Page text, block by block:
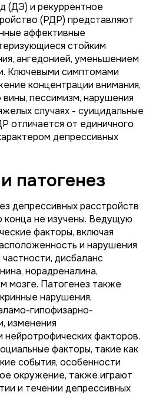
(ДЭ) и рекуррентное
(РДР) представляют
аффективные
стойким
ангедонией, уменьшением
Ключевыми симптомами
концентрации внимания,
пессимизм, нарушения
случаях - суицидальные
отличается от единичного
депрессивных
патогенез
депрессивных расстройств
конца не изучены. Ведущую
факторы, включая
и нарушения
дисбаланс
норадреналина,
мозге. Патогенез также
нарушения,
гипофизарно-
изменения
нейротрофических факторов.
факторы, такие как
события, особенности
окружение, также играют
и течении депрессивных